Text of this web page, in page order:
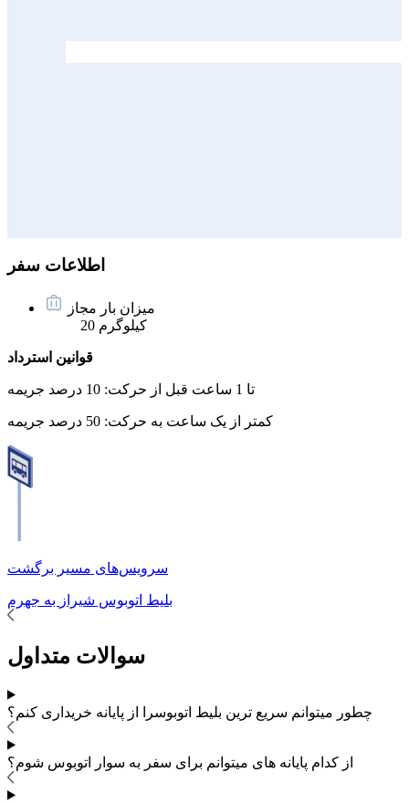
اطلاعات سفر
میزان بار مجاز
20 کیلوگرم
قوانین استرداد
تا 1 ساعت قبل از حرکت: 10 درصد جریمه
کمتر از یک ساعت به حرکت: 50 درصد جریمه
سرویس‌های مسیر برگشت
بلیط اتوبوس شیراز به جهرم
سوالات متداول
چطور میتوانم سریع ترین بلیط اتوبوسرا از پایانه خریداری کنم؟
از کدام پایانه های میتوانم برای سفر به سوار اتوبوس شوم؟